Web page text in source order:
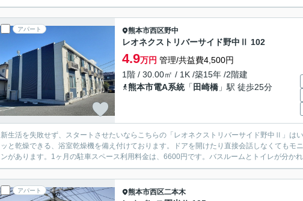
アパート 熊本市西区野中
レオネクストリバーサイド野中Ⅱ 102
4.9万円 管理/共益費4,500円
1階 / 30.00㎡ / 1K /築15年 /2階建
熊本市電A系統「 田崎橋 」駅 徒歩25分
新生活を失敗せず、スタートさせたいならこちらの「レオネクストリバーサイド野中Ⅱ」は
ッと乾燥できる、浴室乾燥機を備え付けております。ドアを開けたり直接会話しなくてもモ
ンがあります。1ヶ月の駐車スペース利用料金は、6600円です。バスルームとトイレが分か
アパート 熊本市西区二本木